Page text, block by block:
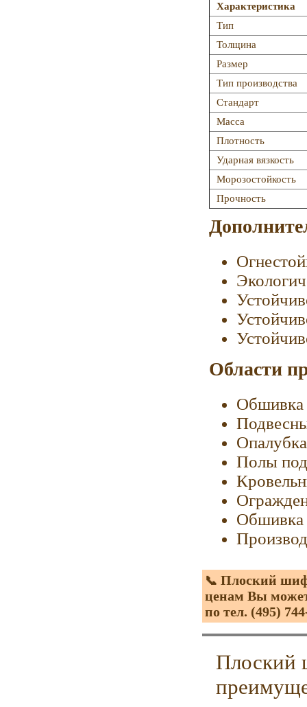
Характеристика
Тип
Толщина
Размер
Тип производства
Стандарт
Масса
Плотность
Ударная вязкость
Морозостойкость
Прочность
Области
Обшивка
Опалубка
Полы
Обшивка
📞 Плоский
ценам Вы
по тел. (495)
Плоский